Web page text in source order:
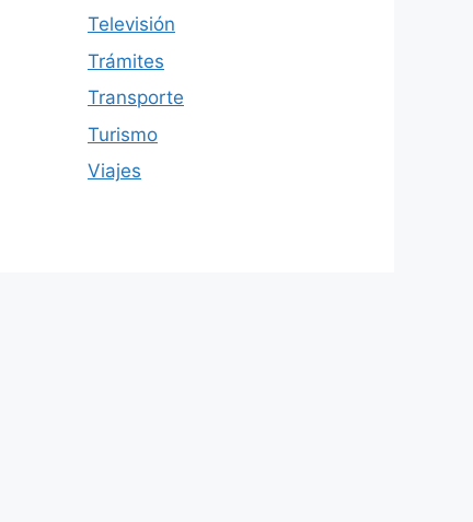
Televisión
Trámites
Transporte
Turismo
Viajes